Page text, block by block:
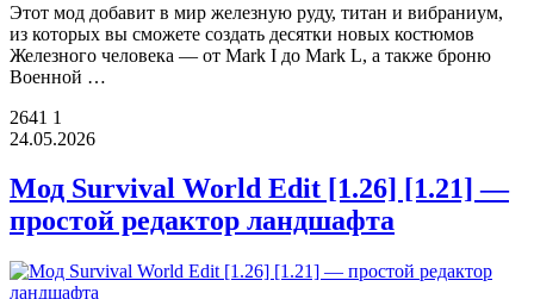
Этот мод добавит в мир железную руду, титан и вибраниум,
из которых вы сможете создать десятки новых костюмов
Железного человека — от Mark I до Mark L, а также броню
Военной …
2641 1
24.05.2026
Мод Survival World Edit [1.26] [1.21] —
простой редактор ландшафта